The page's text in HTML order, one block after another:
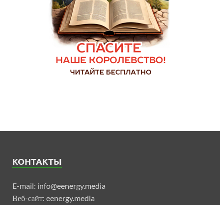
КОНТАКТЫ
E-mail: info@eenergy.media
Веб-сайт: eenergy.media